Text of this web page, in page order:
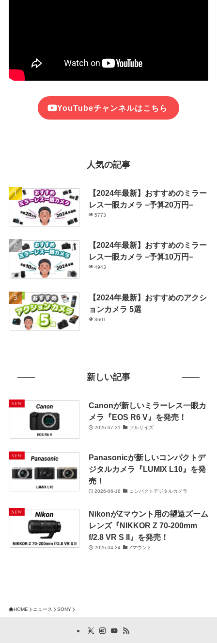
YouTubeチャンネルはこちら
人気の記事
【2024年最新】おすすめのミラー
レス一眼カメラ −予算20万円−
5773
【2024年最新】おすすめのミラー
レス一眼カメラ −予算10万円−
4943
【2024年最新】おすすめのアクシ
ョンカメラ 5選
3601
新しい記事
Canonが新しいミラーレス一眼カ
メラ『EOS R6 V』を発売！
2026-07-31 フルサイズ
Panasonicが新しいコンパクトデ
ジタルカメラ『LUMIX L10』を発
売！
2026-06-18 コンパクトデジタルカメラ
NikonがZマウント用の望遠ズーム
レンズ『NIKKOR Z 70-200mm
f/2.8 VR S II』を発売！
2026-04-24 Zマウント
HOME ニュース SONY